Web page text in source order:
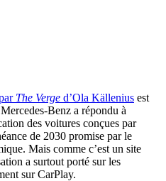
The Verge d’Ola Källenius est
Benz a répondu à
des voitures conçues par
de 2030 promise par le
Mais comme c’est un site
a surtout porté sur les
sur CarPlay.